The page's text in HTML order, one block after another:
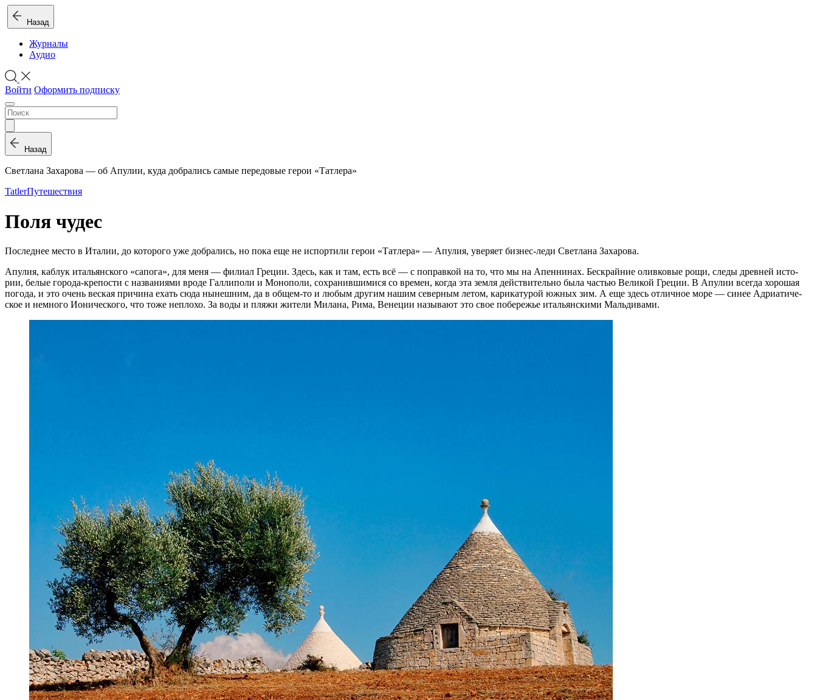
Назад
Журналы
Аудио
Войти Оформить подписку
Назад
Светлана Захарова — об Апулии, куда добрались самые передовые герои «Татлера»
TatlerПутешествия
Поля чудес
Послед­нее ме­сто в Ита­лии, до ко­то­ро­го уже до­бра­лись, но пока еще не ис­пор­ти­ли ге­рои «Тат­ле­ра» — Апу­лия, уве­ря­ет биз­нес-леди Свет­ла­на Захарова.
Апу­лия, каб­лук ита­льян­ско­го «са­по­га», для меня — фи­ли­ал Гре­ции. Здесь, как и там, есть всё — с по­прав­кой на то, что мы на Апен­ни­нах. Бес­край­ние олив­ко­вые рощи, сле­ды древ­ней ис­то­
рии, бе­лые го­ро­да-кре­по­сти с на­зва­ни­я­ми вро­де Гал­ли­по­ли и Моно­по­ли, со­хра­нив­ши­ми­ся со вре­мен, ко­гда эта зем­ля дей­стви­тель­но была ча­стью Вели­кой Гре­ции. В Апу­лии все­гда хо­ро­шая
по­го­да, и это очень вес­кая при­чи­на ехать сюда ны­неш­ним, да в об­щем-то и лю­бым дру­гим на­шим се­вер­ным ле­том, ка­ри­ка­ту­рой юж­ных зим. А еще здесь от­лич­ное море — си­нее Адри­а­ти­че­
ское и не­мно­го Иони­че­ско­го, что тоже не­пло­хо. За воды и пля­жи жи­те­ли Мила­на, Рима, Вене­ции на­зы­ва­ют это свое по­бе­ре­жье ита­льян­ски­ми Мальдивами.